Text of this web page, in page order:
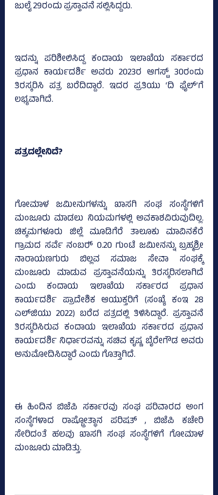
ಜುಲೈ 29ರಂದು ಪ್ರಸ್ತಾವನೆ ಸಲ್ಲಿಸಿದ್ದರು.
ಇದನ್ನು ಪರಿಶೀಲಿಸಿದ್ದ ಕಂದಾಯ ಇಲಾಖೆಯ ಸರ್ಕಾರದ
ಪ್ರಧಾನ ಕಾರ್ಯದರ್ಶಿ ಅವರು 2023ರ ಆಗಸ್ಟ್‌ 30ರಂದು
ತಿರಸ್ಕರಿಸಿ ಪತ್ರ ಬರೆದಿದ್ದಾರೆ. ಇದರ ಪ್ರತಿಯು ‘ದಿ ಫೈಲ್‌’ಗೆ
ಲಭ್ಯವಾಗಿದೆ.
ಪತ್ರದಲ್ಲೇನಿದೆ?
ಗೋಮಾಳ ಜಮೀನುಗಳನ್ನು ಖಾಸಗಿ ಸಂಘ ಸಂಸ್ಥೆಗಳಿಗೆ
ಮಂಜೂರು ಮಾಡಲು ನಿಯಮಗಳಲ್ಲಿ ಅವಕಾಶವಿರುವುದಿಲ್ಲ.
ಚಿಕ್ಕಮಗಳೂರು ಜಿಲ್ಲೆ ಮೂಡಿಗೆರೆ ತಾಲೂಕು ಮಾವಿನಕೆರೆ
ಗ್ರಾಮದ ಸರ್ವೆ ನಂಬರ್‍‌ 0.20 ಗುಂಟೆ ಜಮೀನನ್ನು ಬ್ರಹ್ಮಶ್ರೀ
ನಾರಾಯಣಗುರು ಬಿಲ್ಲವ ಸಮಾಜ ಸೇವಾ ಸಂಘಕ್ಕೆ
ಮಂಜೂರು ಮಾಡುವ ಪ್ರಸ್ತಾವನೆಯನ್ನು ತಿರಸ್ಕರಿಸಲಾಗಿದೆ
ಎಂದು ಕಂದಾಯ ಇಲಾಖೆಯ ಸರ್ಕಾರದ ಪ್ರಧಾನ
ಕಾರ್ಯದರ್ಶಿ ಪ್ರಾದೇಶಿಕ ಆಯುಕ್ತರಿಗೆ (ಸಂಖ್ಯೆ ಕಂಇ 28
ಎಲ್‌ಜಿಯು 2022) ಬರೆದ ಪತ್ರದಲ್ಲಿ ತಿಳಿಸಿದ್ದಾರೆ. ಪ್ರಸ್ತಾವನೆ
ತಿರಸ್ಕರಿಸಿರುವ ಕಂದಾಯ ಇಲಾಖೆಯ ಸರ್ಕಾರದ ಪ್ರಧಾನ
ಕಾರ್ಯದರ್ಶಿ ನಿರ್ಧಾರವನ್ನು ಸಚಿವ ಕೃಷ್ಣ ಬೈರೇಗೌಡ ಅವರು
ಅನುಮೋದಿಸಿದ್ದಾರೆ ಎಂದು ಗೊತ್ತಾಗಿದೆ.
ಈ ಹಿಂದಿನ ಬಿಜೆಪಿ ಸರ್ಕಾರವು ಸಂಘ ಪರಿವಾರದ ಅಂಗ
ಸಂಸ್ಥೆಗಳಾದ ರಾಷ್ಟ್ರೋತ್ಥಾನ ಪರಿಷತ್‌ , ಬಿಜೆಪಿ ಕಚೇರಿ
ಸೇರಿದಂತೆ ಹಲವು ಖಾಸಗಿ ಸಂಘ ಸಂಸ್ಥೆಗಳಿಗೆ ಗೋಮಾಳ
ಮಂಜೂರು ಮಾಡಿತ್ತು.